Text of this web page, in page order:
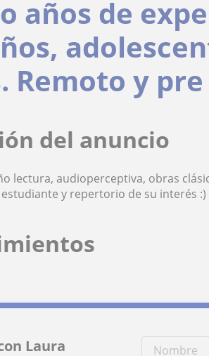
años de
Remoto y pre
del anuncio
lectura, audioperceptiva, obras
y repertorio de su interés :)
Laura